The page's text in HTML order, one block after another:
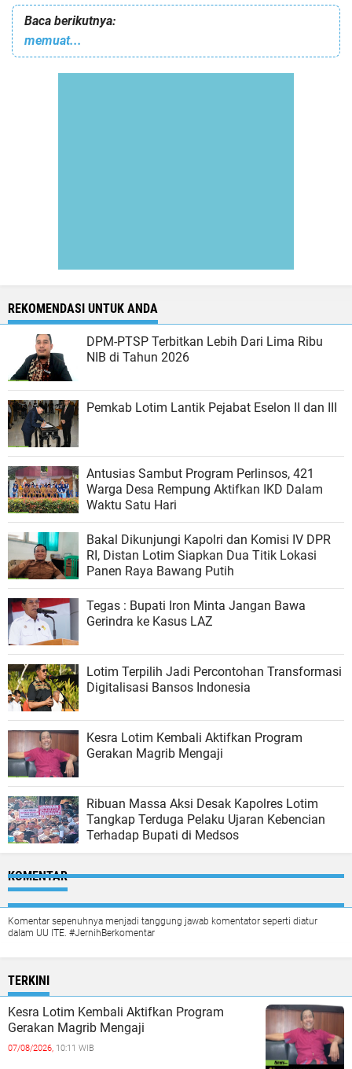
Baca berikutnya:
memuat...
REKOMENDASI UNTUK ANDA
DPM-PTSP Terbitkan Lebih Dari Lima Ribu
NIB di Tahun 2026
Pemkab Lotim Lantik Pejabat Eselon II dan III
Antusias Sambut Program Perlinsos, 421
Warga Desa Rempung Aktifkan IKD Dalam
Waktu Satu Hari
Bakal Dikunjungi Kapolri dan Komisi IV DPR
RI, Distan Lotim Siapkan Dua Titik Lokasi
Panen Raya Bawang Putih
Tegas : Bupati Iron Minta Jangan Bawa
Gerindra ke Kasus LAZ
Lotim Terpilih Jadi Percontohan Transformasi
Digitalisasi Bansos Indonesia
Kesra Lotim Kembali Aktifkan Program
Gerakan Magrib Mengaji
Ribuan Massa Aksi Desak Kapolres Lotim
Tangkap Terduga Pelaku Ujaran Kebencian
Terhadap Bupati di Medsos
KOMENTAR
Komentar sepenuhnya menjadi tanggung jawab komentator seperti diatur
dalam UU ITE. #JernihBerkomentar
TERKINI
Kesra Lotim Kembali Aktifkan Program
Gerakan Magrib Mengaji
07/08/2026, 10:11 WIB